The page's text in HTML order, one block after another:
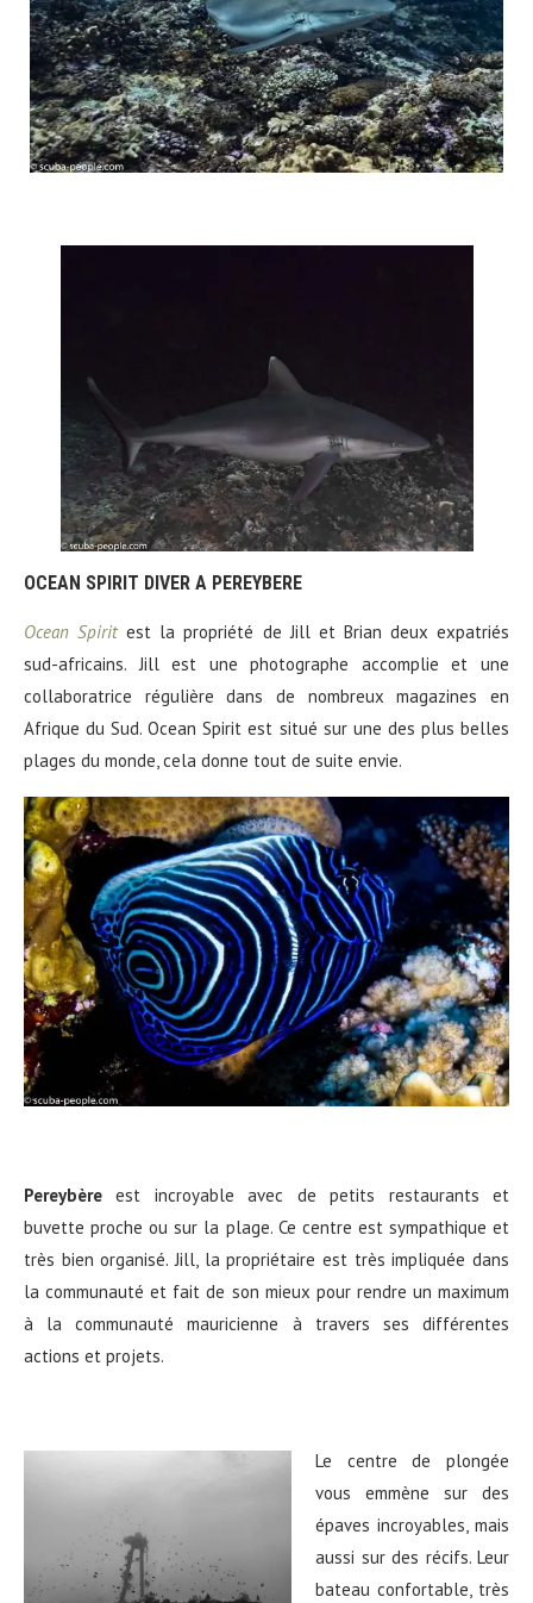
OCEAN SPIRIT DIVER A PEREYBERE
Ocean Spirit est la propriété de Jill et Brian deux expatriés
sud-africains. Jill est une photographe accomplie et une
collaboratrice régulière dans de nombreux magazines en
Afrique du Sud. Ocean Spirit est situé sur une des plus belles
plages du monde, cela donne tout de suite envie.
Pereybère est incroyable avec de petits restaurants et
buvette proche ou sur la plage. Ce centre est sympathique et
très bien organisé. Jill, la propriétaire est très impliquée dans
la communauté et fait de son mieux pour rendre un maximum
à la communauté mauricienne à travers ses différentes
actions et projets.
Le centre de plongée
vous emmène sur des
épaves incroyables, mais
aussi sur des récifs. Leur
bateau confortable, très